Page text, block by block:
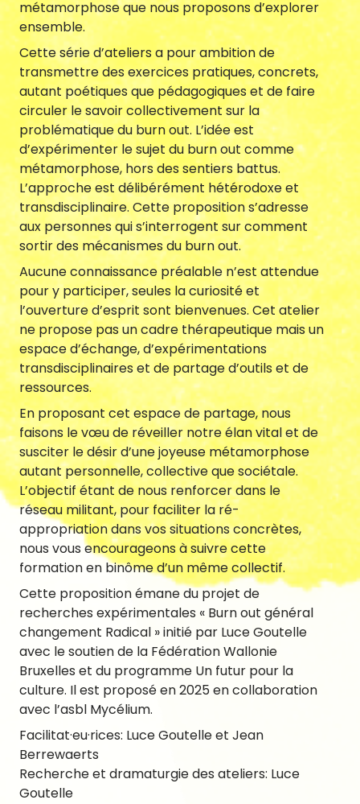
Nous contacter
fr|en
Newsletter
métamorphose que nous proposons d’explorer
ensemble.
Cette série d’ateliers a pour ambition de
transmettre des exercices pratiques, concrets,
autant poétiques que pédagogiques et de faire
circuler le savoir collectivement sur la
problématique du burn out. L’idée est
d’expérimenter le sujet du burn out comme
métamorphose, hors des sentiers battus.
L’approche est délibérément hétérodoxe et
transdisciplinaire. Cette proposition s’adresse
aux personnes qui s’interrogent sur comment
sortir des mécanismes du burn out.
Aucune connaissance préalable n’est attendue
pour y participer, seules la curiosité et
l’ouverture d’esprit sont bienvenues. Cet atelier
ne propose pas un cadre thérapeutique mais un
espace d’échange, d’expérimentations
transdisciplinaires et de partage d’outils et de
ressources.
En proposant cet espace de partage, nous
faisons le vœu de réveiller notre élan vital et de
susciter le désir d’une joyeuse métamorphose
autant personnelle, collective que sociétale.
L’objectif étant de nous renforcer dans le
réseau militant, pour faciliter la ré-
appropriation dans vos situations concrètes,
nous vous encourageons à suivre cette
formation en binôme d’un même collectif.
Cette proposition émane du projet de
recherches expérimentales « Burn out général
changement Radical » initié par Luce Goutelle
avec le soutien de la Fédération Wallonie
Bruxelles et du programme Un futur pour la
culture. Il est proposé en 2025 en collaboration
avec l’asbl Mycélium.
Facilitat·eu·rices: Luce Goutelle et Jean
Berrewaerts
Recherche et dramaturgie des ateliers: Luce
Goutelle